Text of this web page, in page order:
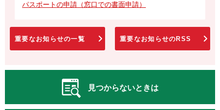
パスポートの申請（窓口での書面申請）
重要なお知らせの一覧 重要なお知らせのRSS
見つからないときは